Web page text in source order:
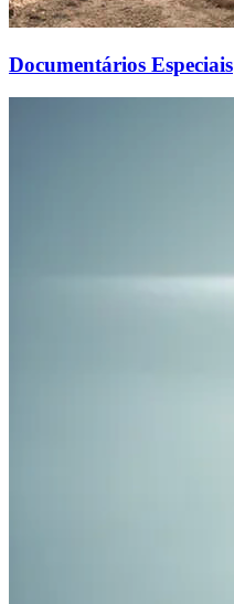
Documentários Especiais